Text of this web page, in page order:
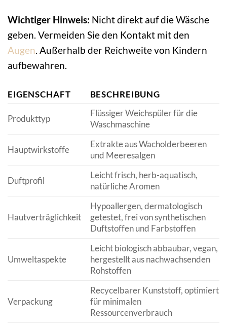
Wichtiger Hinweis: Nicht direkt auf die Wäsche
geben. Vermeiden Sie den Kontakt mit den
Augen. Außerhalb der Reichweite von Kindern
aufbewahren.
EIGENSCHAFT BESCHREIBUNG
Produkttyp
Flüssiger Weichspüler für die
Waschmaschine
Hauptwirkstoffe
Extrakte aus Wacholderbeeren
und Meeresalgen
Duftprofil
Leicht frisch, herb-aquatisch,
natürliche Aromen
Hautverträglichkeit
Hypoallergen, dermatologisch
getestet, frei von synthetischen
Duftstoffen und Farbstoffen
Umweltaspekte
Leicht biologisch abbaubar, vegan,
hergestellt aus nachwachsenden
Rohstoffen
Verpackung
Recycelbarer Kunststoff, optimiert
für minimalen
Ressourcenverbrauch